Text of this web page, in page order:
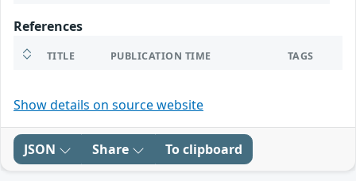
References
TITLE PUBLICATION TIME TAGS
Show details on source website
JSON Share To clipboard